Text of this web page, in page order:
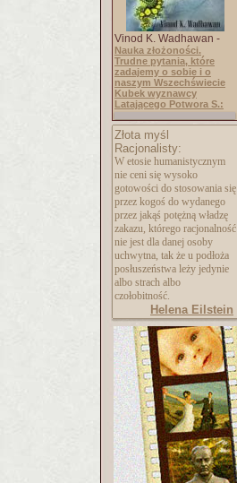
Vinod K. Wadhawan -
Nauka złożoności.
Trudne pytania, które
zadajemy o sobie i o
naszym Wszechświecie
Kubek wyznawcy
Latającego Potwora S.:
Złota myśl
Racjonalisty:
W etosie humanistycznym
nie ceni się wysoko
gotowości do stosowania się
przez kogoś do wydanego
przez jakąś potężną władzę
zakazu, którego racjonalność
nie jest dla danej osoby
uchwytna, tak że u podłoża
posłuszeństwa leży jedynie
albo strach albo
czołobitność.
Helena Eilstein